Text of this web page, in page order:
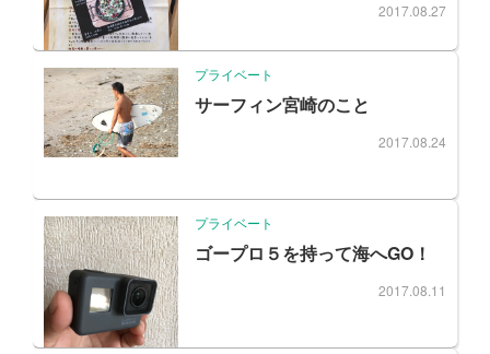
2017.08.27
プライベート
サーフィン宮崎のこと
2017.08.24
プライベート
ゴープロ５を持って海へGO！
2017.08.11